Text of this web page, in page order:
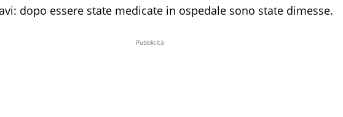
dopo essere state medicate in ospedale sono state dimesse.
Pubblicità